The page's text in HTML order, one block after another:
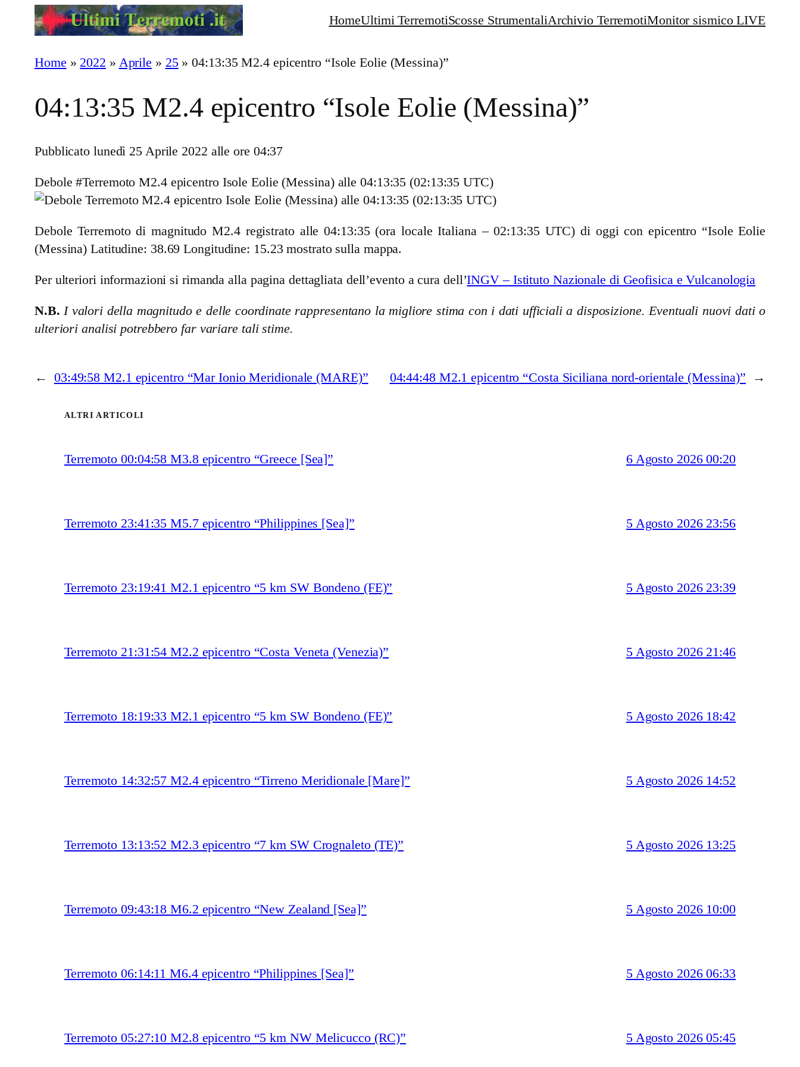
HomeUltimi TerremotiScosse StrumentaliArchivio TerremotiMonitor sismico LIVE
Home » 2022 » Aprile » 25»04:13:35 M2.4 epicentro “Isole Eolie (Messina)”
04:13:35 M2.4 epicentro “Isole Eolie (Messina)”
Pubblicato lunedì 25 Aprile 2022 alle ore 04:37
Debole #Terremoto M2.4 epicentro Isole Eolie (Messina)alle 04:13:35 (02:13:35 UTC)
Debole Terremoto di magnitudo M2.4 registrato alle 04:13:35 (ora locale Italiana – 02:13:35 UTC) di oggi con epicentro “Isole Eolie
(Messina) Latitudine: 38.69 Longitudine: 15.23 mostrato sulla mappa.
Per ulteriori informazioni si rimanda alla pagina dettagliata dell’evento a cura dell’INGV – Istituto Nazionale di Geofisica e Vulcanologia
N.B. I valori della magnitudo e delle coordinate rappresentano la migliore stima con i dati ufficiali a disposizione. Eventuali nuovi dati o
ulteriori analisi potrebbero far variare tali stime.
← 03:49:58 M2.1 epicentro “Mar Ionio Meridionale (MARE)” 04:44:48 M2.1 epicentro “Costa Siciliana nord-orientale (Messina)” →
ALTRI ARTICOLI
Terremoto 00:04:58 M3.8 epicentro “Greece [Sea]” 6 Agosto 2026 00:20
Terremoto 23:41:35 M5.7 epicentro “Philippines [Sea]” 5 Agosto 2026 23:56
Terremoto 23:19:41 M2.1 epicentro “5 km SW Bondeno (FE)” 5 Agosto 2026 23:39
Terremoto 21:31:54 M2.2 epicentro “Costa Veneta (Venezia)” 5 Agosto 2026 21:46
Terremoto 18:19:33 M2.1 epicentro “5 km SW Bondeno (FE)” 5 Agosto 2026 18:42
Terremoto 14:32:57 M2.4 epicentro “Tirreno Meridionale [Mare]” 5 Agosto 2026 14:52
Terremoto 13:13:52 M2.3 epicentro “7 km SW Crognaleto (TE)” 5 Agosto 2026 13:25
Terremoto 09:43:18 M6.2 epicentro “New Zealand [Sea]” 5 Agosto 2026 10:00
Terremoto 06:14:11 M6.4 epicentro “Philippines [Sea]” 5 Agosto 2026 06:33
Terremoto 05:27:10 M2.8 epicentro “5 km NW Melicucco (RC)” 5 Agosto 2026 05:45